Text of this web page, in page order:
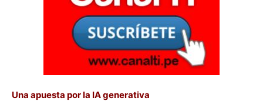
Una apuesta por la IA generativa